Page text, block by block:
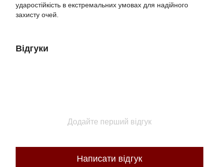
ударостійкість в екстремальних умовах для надійного
захисту очей.
Відгуки
Додайте перший відгук
Написати відгук